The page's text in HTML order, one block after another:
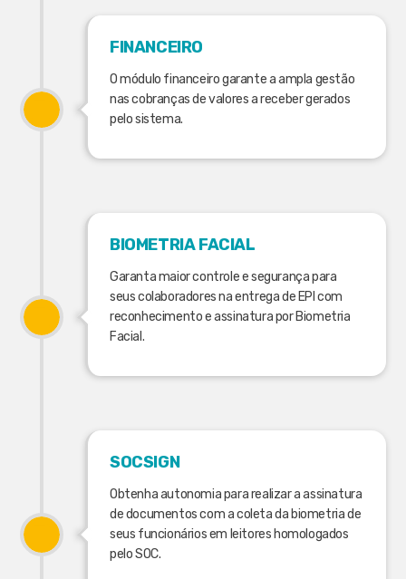
FINANCEIRO
O módulo financeiro garante a ampla gestão
nas cobranças de valores a receber gerados
pelo sistema.
BIOMETRIA FACIAL
Garanta maior controle e segurança para
seus colaboradores na entrega de EPI com
reconhecimento e assinatura por Biometria
Facial.
SOCSIGN
Obtenha autonomia para realizar a assinatura
de documentos com a coleta da biometria de
seus funcionários em leitores homologados
pelo SOC.